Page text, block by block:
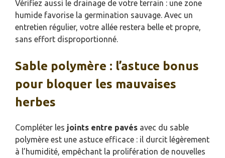
Vérifiez aussi le drainage de votre terrain : une zone
humide favorise la germination sauvage. Avec un
entretien régulier, votre allée restera belle et propre,
sans effort disproportionné.
Sable polymère : l’astuce bonus
pour bloquer les mauvaises
herbes
Compléter les joints entre pavés avec du sable
polymère est une astuce efficace : il durcit légèrement
à l’humidité, empêchant la prolifération de nouvelles